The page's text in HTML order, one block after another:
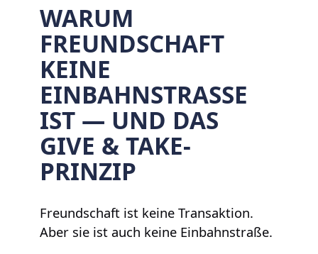
WARUM
FREUNDSCHAFT
KEINE
EINBAHNSTRASSE I
ST — UND DAS G
IVE & TAKE-P
RINZIP
Freundschaft ist keine Transaktion.
Aber sie ist auch keine Einbahnstraße.